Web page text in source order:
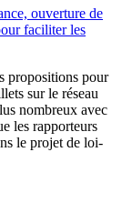
ouverture de
faciliter les
propositions pour
sur le réseau
nombreux avec
les rapporteurs
le projet de loi-